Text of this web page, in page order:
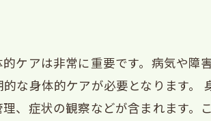
ケアは非常に重要です。病気や
な身体的ケアが必要となります
、症状の観察などが含まれます